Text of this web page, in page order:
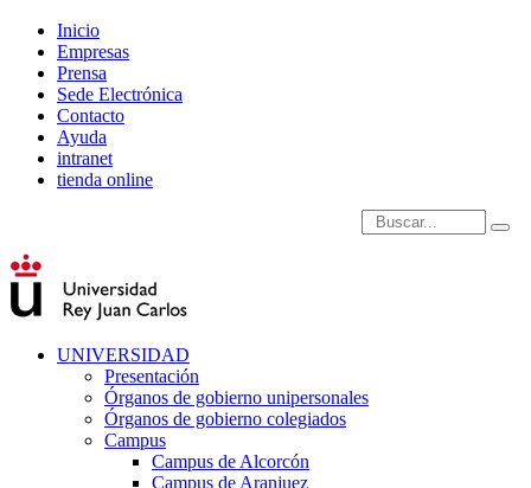
Inicio
Empresas
Prensa
Sede Electrónica
Contacto
Ayuda
intranet
tienda online
Introduce términos de
UNIVERSIDAD
Presentación
Órganos de gobierno unipersonales
Órganos de gobierno colegiados
Campus
Campus de Alcorcón
Campus de Aranjuez